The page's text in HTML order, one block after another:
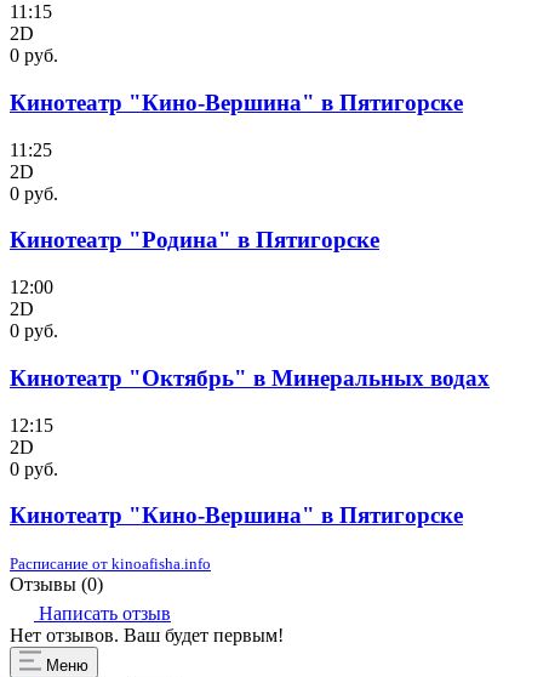
11:15
2D
0 руб.
Кинотеатр "Кино-Вершина" в Пятигорске
11:25
2D
0 руб.
Кинотеатр "Родина" в Пятигорске
12:00
2D
0 руб.
Кинотеатр "Октябрь" в Минеральных водах
12:15
2D
0 руб.
Кинотеатр "Кино-Вершина" в Пятигорске
Расписание от kinoafisha.info
Отзывы (0)
Написать отзыв
Нет отзывов. Ваш будет первым!
Меню